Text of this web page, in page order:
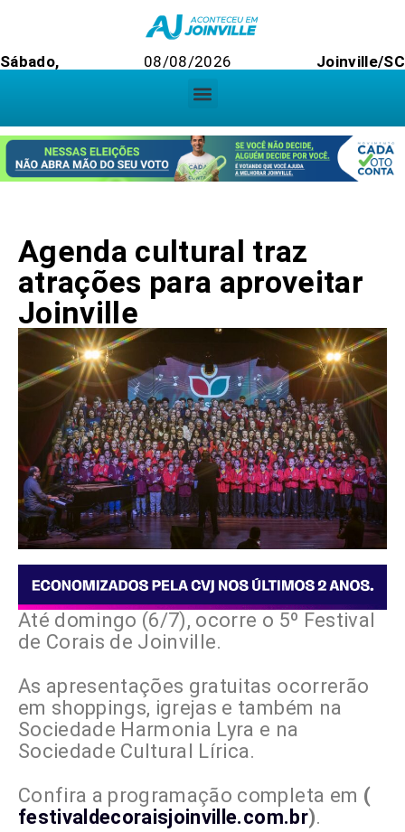
Sábado, 08/08/2026 Joinville/SC
Agenda cultural traz
atrações para aproveitar
Joinville
Até domingo (6/7), ocorre o 5º Festival
de Corais de Joinville.
As apresentações gratuitas ocorrerão
em shoppings, igrejas e também na
Sociedade Harmonia Lyra e na
Sociedade Cultural Lírica.
Confira a programação completa em (
festivaldecoraisjoinville.com.br).